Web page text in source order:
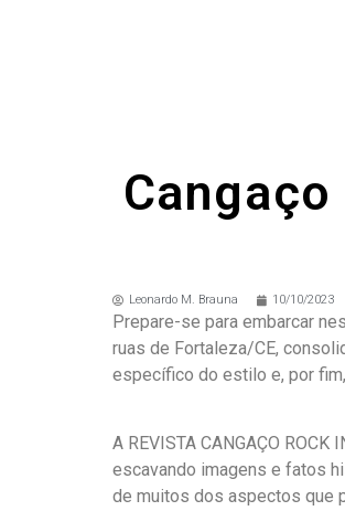
Leonardo M. Brauna 10/10/2023
Prepare-se para embarcar
ruas de Fortaleza/CE,
específico do estilo e, por
A REVISTA CANGAÇO
escavando imagens e fatos
de muitos dos aspectos que